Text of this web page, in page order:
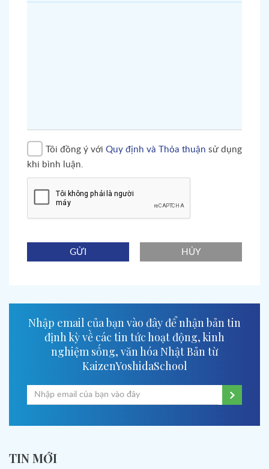
Tôi đồng ý với Quy định và Thỏa thuận sử dụng
khi bình luận.
GỬI HỦY
Nhập email của bạn vào đây để nhận bản tin
định kỳ về các tin tức hoạt động, kinh
nghiệm sống, văn hóa Nhật Bản từ
KaizenYoshidaSchool
TIN MỚI